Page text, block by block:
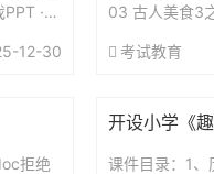
·
12-30
03 古人美食3
考试教育
拒绝
开设小学《
课件目录：1